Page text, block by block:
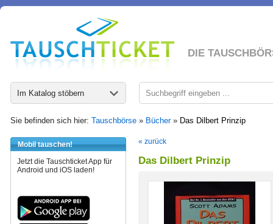
DIE
Im Katalog stöbern
Sie befinden sich hier: Tauschbörse » Bücher» Das Dilbert Prinzip
Mobil tauschen!
Jetzt die Tauschticket App für
Android und iOS laden!
« zurück
Das Dilbert Prinzip